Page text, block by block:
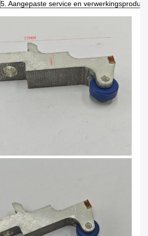
5. Aangepaste service en